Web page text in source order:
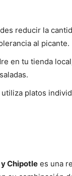
reducir la
al picante.
en tu tienda
platos
Chipotle es una